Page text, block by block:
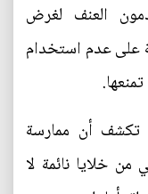
العنف لغرض
على عدم استخدام
تكشف أن ممارسة
خلايا نائمة لا